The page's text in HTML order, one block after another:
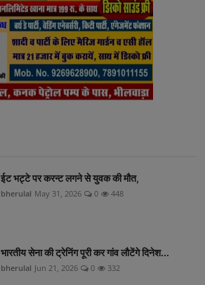
ईट भट्टे पर करन्ट लगने से युवक की मौत,
bherulal May 31, 2026 0 448
भारतीय सेना की ट्रेनिंग पूरी कर गांव लौटेंगे दिनेश...
bherulal Jun 21, 2026 0 332